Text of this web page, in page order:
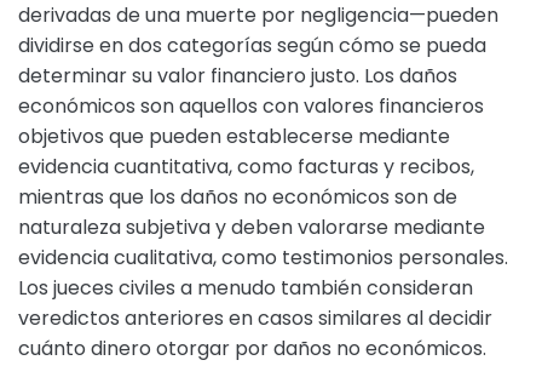
derivadas de una muerte por negligencia—pueden
dividirse en dos categorías según cómo se pueda
determinar su valor financiero justo. Los daños
económicos son aquellos con valores financieros
objetivos que pueden establecerse mediante
evidencia cuantitativa, como facturas y recibos,
mientras que los daños no económicos son de
naturaleza subjetiva y deben valorarse mediante
evidencia cualitativa, como testimonios personales.
Los jueces civiles a menudo también consideran
veredictos anteriores en casos similares al decidir
cuánto dinero otorgar por daños no económicos.